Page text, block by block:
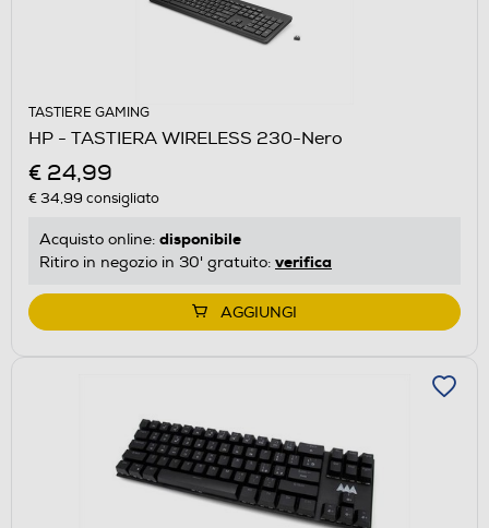
TASTIERE GAMING
HP - TASTIERA WIRELESS 230-Nero
€ 24,99
€ 34,99 consigliato
Acquisto online: disponibile
Ritiro in negozio in 30' gratuito: verifica
AGGIUNGI